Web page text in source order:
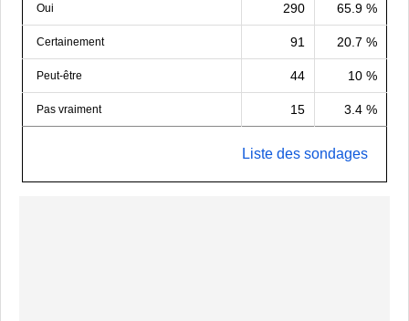
Oui 290 65.9 %
Certainement 91 20.7 %
Peut-être 44 10 %
Pas vraiment 15 3.4 %
Liste des sondages